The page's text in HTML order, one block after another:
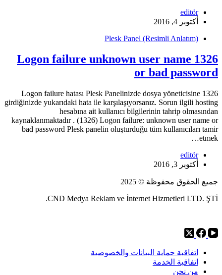
editör
أكتوبر 4, 2016
Plesk Panel (Resimli Anlatım)
1326 Logon failure unknown user name
or bad password
1326 Logon failure hatası Plesk Panelinizde dosya yöneticisine
girdiğinizde yukarıdaki hata ile karşılaşıyorsanız. Sorun ilgili hosting
hesabına ait kullanıcı bilgilerinin tahrip olmasından
kaynaklanmaktadır . (1326) Logon failure: unknown user name or
bad password Plesk panelin oluşturduğu tüm kullanıcıları tamir
etmek…
editör
أكتوبر 3, 2016
جميع الحقوق محفوظة © 2025
CND Medya Reklam ve İnternet Hizmetleri LTD. ŞTİ.
اتفاقية حماية البيانات والخصوصية
اتفاقية الخدمة
من نحن